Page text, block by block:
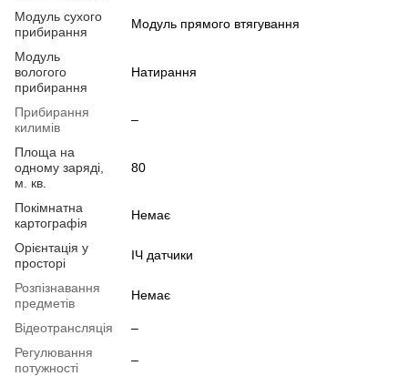
Модуль сухого
прибирання
Модуль прямого втягування
Модуль
вологого
прибирання
Натирання
Прибирання
килимів
–
Площа на
одному заряді,
м. кв.
80
Покімнатна
картографія
Немає
Орієнтація у
просторі
ІЧ датчики
Розпізнавання
предметів
Немає
Відеотрансляція
–
Регулювання
потужності
–